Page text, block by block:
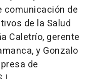
comunicación de
de la Salud
Caletrío, gerente
y Gonzalo
de